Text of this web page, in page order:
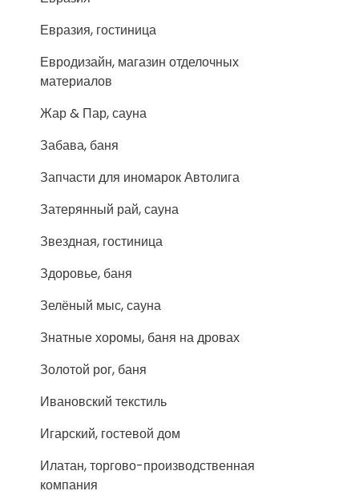
Евразия, гостиница
Евродизайн, магазин отделочных
материалов
Жар & Пар, сауна
Забава, баня
Запчасти для иномарок Автолига
Затерянный рай, сауна
Звездная, гостиница
Здоровье, баня
Зелёный мыс, сауна
Знатные хоромы, баня на дровах
Золотой рог, баня
Ивановский текстиль
Игарский, гостевой дом
Илатан, торгово-производственная
компания